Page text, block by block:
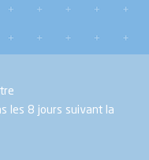
les 8 jours suivant la